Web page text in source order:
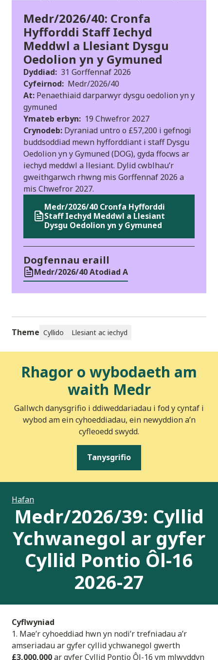
Medr/2026/40: Cronfa
Hyfforddi Staff Iechyd
Meddwl a Llesiant Dysgu
Oedolion yn y Gymuned
Dyddiad: 31 Gorffennaf 2026
Cyfeirnod: Medr/2026/40
At: Penaethiaid darparwyr dysgu oedolion yn y
gymuned
Ymateb erbyn: 19 Chwefror 2027
Crynodeb: Dyraniad untro o £57,200 i gefnogi
buddsoddiad mewn hyfforddiant i staff Dysgu
Oedolion yn y Gymuned (DOG), gyda ffocws ar
iechyd meddwl a llesiant. Dylid cwblhau’r
gweithgarwch rhwng mis Gorffennaf 2026 a
mis Chwefror 2027.
Medr/2026/40 Cronfa Hyfforddi
Staff Iechyd Meddwl a Llesiant
Dysgu Oedolion yn y Gymuned
Dogfennau eraill
Medr/2026/40 Atodiad A
Theme Cyllido Llesiant ac iechyd
Rhagor o wybodaeth am
waith Medr
Gallwch danysgrifio i ddiweddariadau i fod y cyntaf i
wybod am ein cyhoeddiadau, ein newyddion a’n
cyfleoedd swydd.
Tanysgrifio
Hafan
Medr/2026/39: Cyllid
Ychwanegol ar gyfer
Cyllid Pontio Ôl-16
2026-27
Cyflwyniad
1. Mae’r cyhoeddiad hwn yn nodi’r trefniadau a’r
amseriadau ar gyfer cyllid ychwanegol gwerth
£3,000,000ar gyfer Cyllid Pontio Ôl-16 ym mlwyddyn